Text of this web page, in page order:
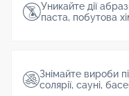
Уникайте дії
паста, побутова
Знімайте вироби
солярії, сауні,